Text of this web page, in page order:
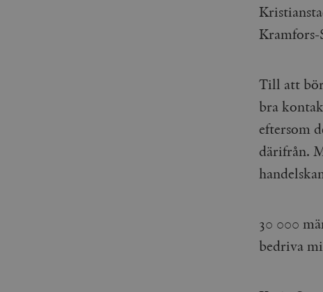
Kramfors-
Till att
bra
eftersom
därifrån.
30 000
bedriva